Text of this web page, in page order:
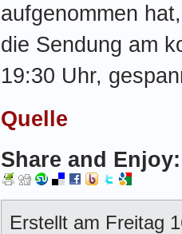
aufgenommen
die Sendung am
19:30 Uhr,
Quelle
Share and Enjoy:
Erstellt am Freitag